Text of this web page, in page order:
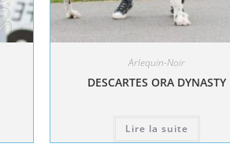
Arlequin-Noir
DESCARTES ORA DYNASTY
Lire la suite